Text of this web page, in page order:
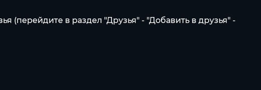
(перейдите в раздел "Друзья" - "Добавить в друзья" -